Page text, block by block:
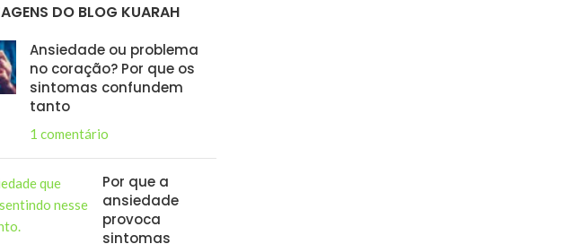
DO BLOG KUARAH
Ansiedade ou problema
no coração? Por que os
sintomas confundem
tanto
1 comentário
Por que a
ansiedade
provoca
sintomas